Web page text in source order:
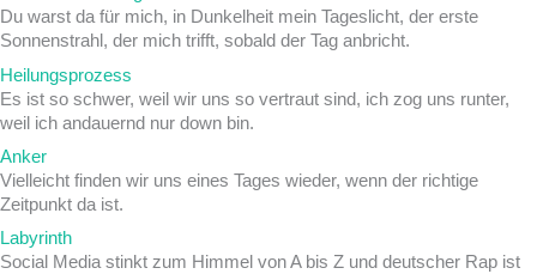
Du warst da für mich, in Dunkelheit mein Tageslicht, der erste
Sonnenstrahl, der mich trifft, sobald der Tag anbricht.
Heilungsprozess
Es ist so schwer, weil wir uns so vertraut sind, ich zog uns runter,
weil ich andauernd nur down bin.
Anker
Vielleicht finden wir uns eines Tages wieder, wenn der richtige
Zeitpunkt da ist.
Labyrinth
Social Media stinkt zum Himmel von A bis Z und deutscher Rap ist